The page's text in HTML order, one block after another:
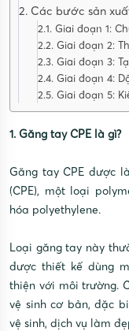
2. Các bước sản
2.1. Giai đoạn 1:
2.2. Giai đoạn 2:
2.3. Giai đoạn 3:
2.4. Giai đoạn 4:
2.5. Giai đoạn 5:
1. Găng tay CPE là gì?
Găng tay CPE được
(CPE), một loại
hóa polyethylene.
Loại găng tay này
được thiết kế dùng
thiện với môi trường.
vệ sinh cơ bản, đặc
vệ sinh, dịch vụ làm